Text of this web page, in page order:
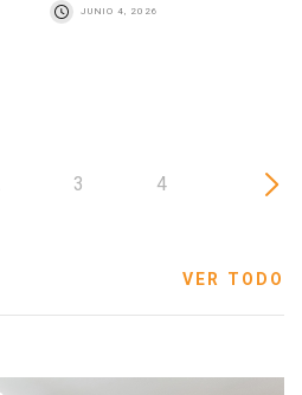
JUNIO 4, 2026
3 4
VER TODO